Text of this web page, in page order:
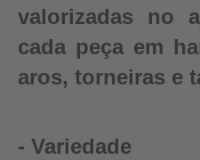
valorizadas no
cada peça em
aros, torneiras e
- Variedade